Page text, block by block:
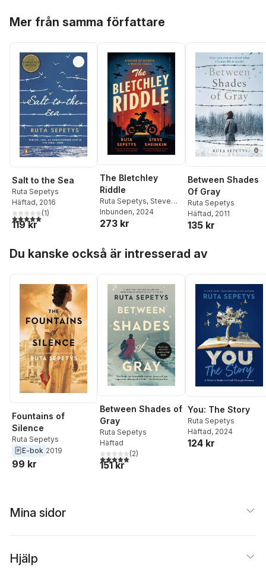
Mer från samma författare
Salt to the Sea
Ruta Sepetys
Häftad, 2016
5,0utav 5 stjärnor. Totalt antal röster:
(1)
119 kr
The Bletchley
Riddle
Ruta Sepetys, Steve
Sheinkin
Inbunden, 2024
273 kr
Between Shades
Of Gray
Ruta Sepetys
Häftad, 2011
135 kr
Du kanske också är intresserad av
Fountains of
Silence
Ruta Sepetys
E-bok 2019
99 kr
Between Shades of
Gray
Ruta Sepetys
Häftad
5,0utav 5 stjärnor. Totalt antal röster:
(2)
151 kr
You: The Story
Ruta Sepetys
Häftad, 2024
124 kr
Mina sidor
Hjälp